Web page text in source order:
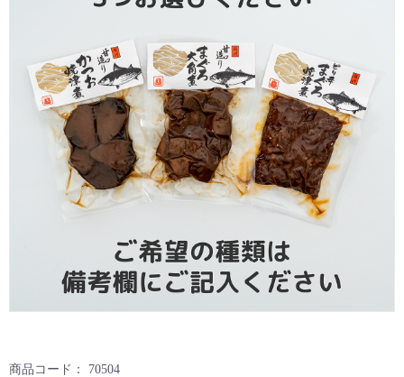
商品コード： 70504